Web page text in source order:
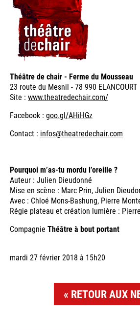
Théâtre de chair - Ferme du Mousseau
23 route du Mesnil - 78 990 ELANCOURT
Site : www.theatredechair.com/
Facebook : goo.gl/AHiHGz
Contact : infos@theatredechair.com
Pourquoi m’as-tu mordu l’oreille ?
Auteur : Julien Dieudonné
Mise en scène : Marc Prin, Julien
Avec : Chloé Mons-Bashung, Pierre
Régie plateau et création lumière :
Compagnie Théâtre à bout portant
mardi 27 février 2018 à 15h20
RETOUR AUX